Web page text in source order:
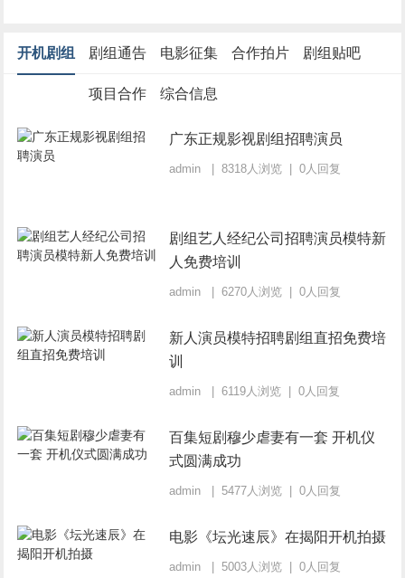
开机剧组 剧组通告 电影征集 合作拍片 剧组贴吧
项目合作 综合信息
广东正规影视剧组招聘演员
admin | 8318人浏览 | 0人回复
剧组艺人经纪公司招聘演员模特新
人免费培训
admin | 6270人浏览 | 0人回复
新人演员模特招聘剧组直招免费培
训
admin | 6119人浏览 | 0人回复
百集短剧穆少虐妻有一套 开机仪
式圆满成功
admin | 5477人浏览 | 0人回复
电影《坛光速辰》在揭阳开机拍摄
admin | 5003人浏览 | 0人回复